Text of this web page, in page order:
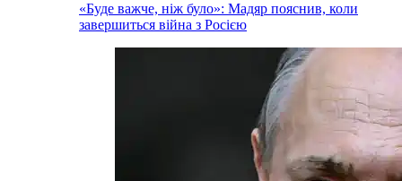
«Буде важче, ніж було»: Мадяр пояснив, коли
завершиться війна з Росією